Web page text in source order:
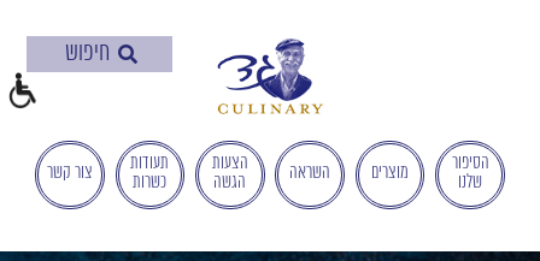
הישראלי
לְהַנְגָּשָׁת
אָתָרִים".
הַמְּסַיַּעַת
הסיפור
שלנו
מוצרים השראה
הצעות
הגשה
תעודות
כשרות
צור קשר